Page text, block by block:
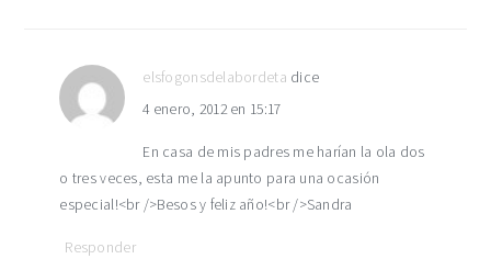
elsfogonsdelabordeta dice
4 enero, 2012 en 15:17
En casa de mis padres me harían la ola dos
o tres veces, esta me la apunto para una ocasión
especial!<br />Besos y feliz año!<br />Sandra
Responder